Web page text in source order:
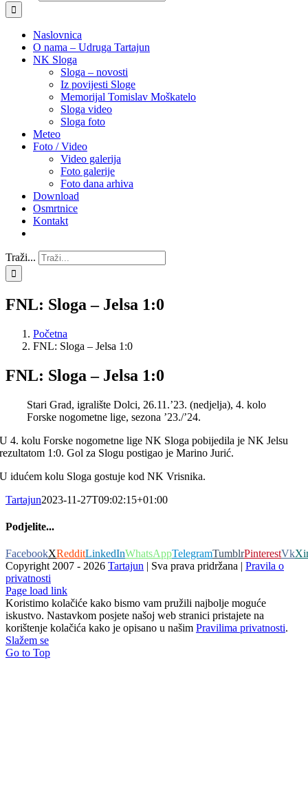
Naslovnica
O nama – Udruga Tartajun
NK Sloga
Sloga – novosti
Iz povijesti Sloge
Memorijal Tomislav Moškatelo
Sloga video
Sloga foto
Meteo
Foto / Video
Video galerija
Foto galerije
Foto dana arhiva
Download
Osmrtnice
Kontakt
Traži...
FNL: Sloga – Jelsa 1:0
Početna
FNL: Sloga – Jelsa 1:0
FNL: Sloga – Jelsa 1:0
Stari Grad, igralište Dolci, 26.11.’23. (nedjelja), 4. kolo
Forske nogometne lige, sezona ’23./’24.
U 4. kolu Forske nogometne lige NK Sloga pobijedila je NK Jelsu
rezultatom 1:0. Gol za Slogu postigao je Marino Jurić.
U idućem kolu Sloga gostuje kod NK Vrisnika.
Tartajun2023-11-27T09:02:15+01:00
Podjelite...
FacebookXRedditLinkedInWhatsAppTelegramTumblrPinterestVk
Copyright 2007 - 2026 Tartajun | Sva prava pridržana | Pravila o
privatnosti
Page load link
Koristimo kolačiće kako bismo vam pružili najbolje moguće
iskustvo. Nastavkom posjete našoj web stranici pristajete na
korištenje kolačića kako je opisano u našim Pravilima privatnosti.
Slažem se
Go to Top